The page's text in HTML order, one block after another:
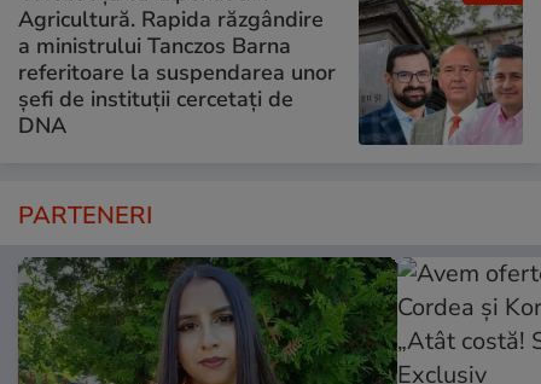
Agricultură. Rapida răzgândire
a ministrului Tanczos Barna
referitoare la suspendarea unor
șefi de instituții cercetați de
DNA
PARTENERI